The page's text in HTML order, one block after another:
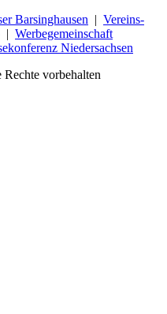
Barsinghausen | Vereins-
| Werbegemeinschaft
Niedersachsen
vorbehalten